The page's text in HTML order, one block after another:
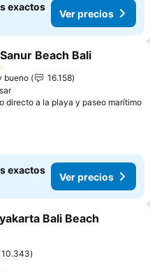
exactos
Ver precios
a favoritos
Beach Bali
bueno
16.158
directo a la playa y paseo marítimo
exactos
Ver precios
a favoritos
Bali Beach
10.343